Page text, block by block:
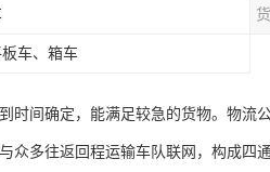
车、箱车
时间确定，能满足较急的货物。物流
众多往返回程运输车队联网，构成